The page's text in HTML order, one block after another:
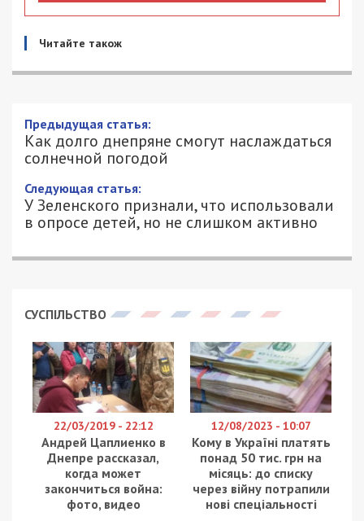
Читайте також
Предыдущая статья:
Как долго днепряне смогут наслаждаться
солнечной погодой
Следующая статья:
У Зеленского признали, что использовали
в опросе детей, но не слишком активно
СУСПІЛЬСТВО
22/03/2019 - 22:12
Андрей Цаплиенко в
Днепре рассказал,
когда может
закончиться война:
фото, видео
12/08/2023 - 10:07
Кому в Україні платять
понад 50 тис. грн на
місяць: до списку
через війну потрапили
нові спеціальності